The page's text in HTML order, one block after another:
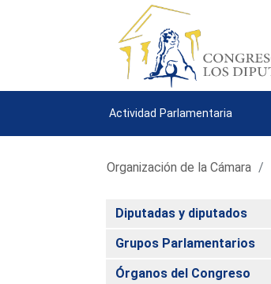
Actividad Parlamentaria
Organización de la Cámara
Diputadas y diputados
Grupos Parlamentarios
Órganos del Congreso